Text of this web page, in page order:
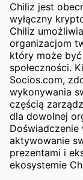
Chiliz jest
wyłączny
Chiliz
organizacjom
który może
społeczności.
Socios.com,
wykonywania
częścią
dla dowolnej
aktywowanie
prezentami i
ekosystemie